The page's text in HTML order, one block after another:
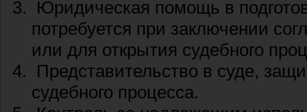
Юридическая помощь в
потребуется при заключении
или для открытия судебного
Представительство в суде,
судебного процесса.